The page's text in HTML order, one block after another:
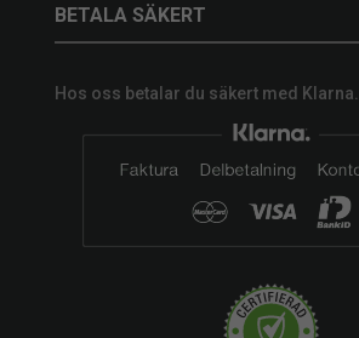
BETALA SÄKERT
Hos oss betalar du säkert med Klarna.